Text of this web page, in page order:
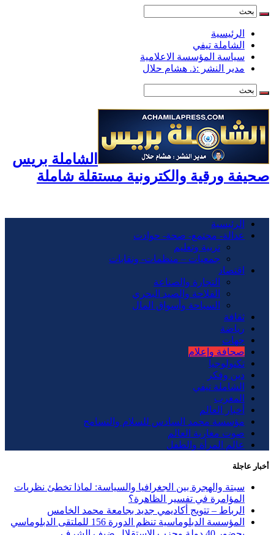
الرئيسية
الشاملة تيفي
سياسة المؤسسة الاعلامية
مدير النشر :ذ. هشام حلال
الشاملة بريس
صحيفة ورقية والكترونية مستقلة شاملة
الرئيسية
عدالة- مجتمع- صحة- حوادت
تربية وتعليم
جمعيات – منظمات- ونقابات
اقتصاد
التجارة والصناعة
الفلاحة والصيد البحري
السياحة وأسواق المال
ثقافة
رياضة
جهات
صحافة وإعلام
تكنولوجيا
دين وفكر
الشاملة تيفي
المغرب
أخبار العالم
مؤسسة محمد السادس للسلام والتسامح
صوت مغاربة العالم
عالم المرأة والطفل
أخبار عاجلة
سبتة والهجرة بين الجغرافيا والسياسة: لماذا تخطئ نظريات
المؤامرة في تفسير الظاهرة؟
الرباط – تتويج أكاديمي جديد بجامعة محمد الخامس
المؤسسة الدبلوماسية تنظم الدورة 156 للملتقى الدبلوماسي